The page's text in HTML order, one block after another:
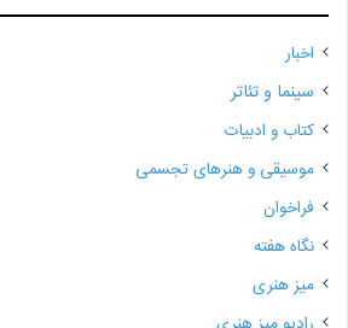
اخبار
سینما و تئاتر
کتاب و ادبیات
موسیقی و هنرهای تجسمی
فراخوان
نگاه هفته
میز هنری